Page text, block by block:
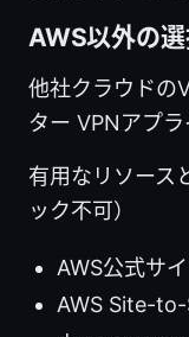
AWS以外の選
他社クラウドの
ター VPNアプラ
有用なリソース
ック不可）
AWS公式サ
AWS Site-